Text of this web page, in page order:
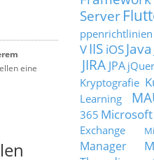
eine
Server
ppenrichtlinien
VIIS iOSJava
JIRA JPA
Kryptografie
Learning
365
Exchange
Manager